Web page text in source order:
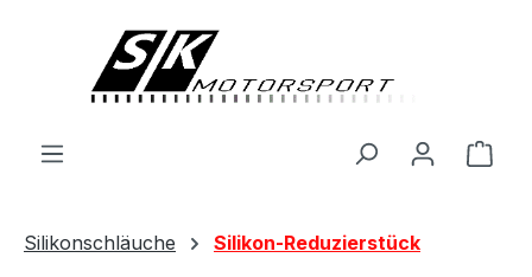
Silikonschläuche Silikon-Reduzierstück